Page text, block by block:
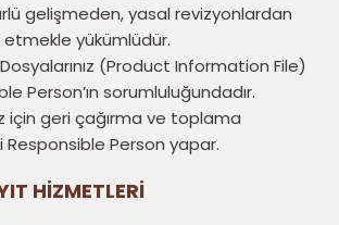
gelişmeden, yasal revizyonlardan
yükümlüdür.
(Product Information File)
Person’ın sorumluluğundadır.
için geri çağırma ve toplama
Responsible Person yapar.
HİZMETLERİ